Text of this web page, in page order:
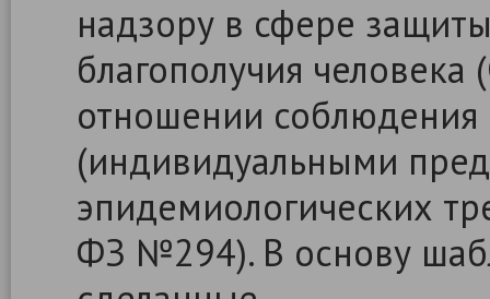
надзору в сфере
благополучия
отношении
(индивидуальными
эпидемиологических
ФЗ №294). В основу